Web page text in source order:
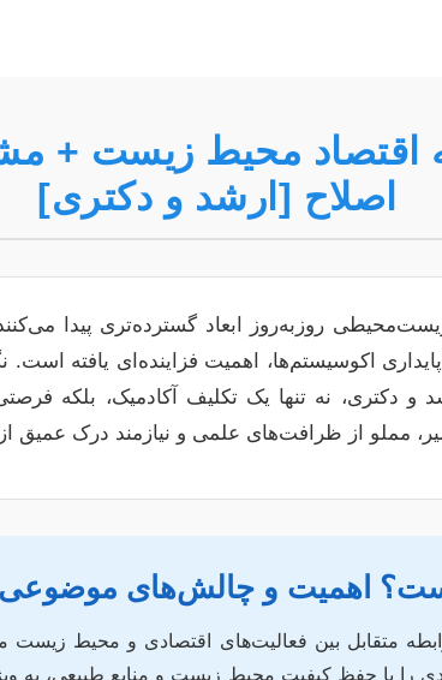
اقتصاد محیط زیست +
اصلاح [ارشد و دکتری]
روزبه‌روز ابعاد گسترده‌تری پیدا
اکوسیستم‌ها، اهمیت فزاینده‌ای یافته است.
و دکتری، نه تنها یک تکلیف آکادمیک، بلکه
مملو از ظرافت‌های علمی و نیازمند درک عمیق
اهمیت و چالش‌های موضوعی
متقابل بین فعالیت‌های اقتصادی و محیط زیست
را با حفظ کیفیت محیط زیست و منابع طبیعی، به